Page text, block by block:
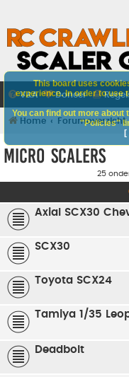
V&A Doneer
Home Forumoverzicht
Micro Scalers
25
Axial SCX30
SCX30
Toyota SCX24
Tamiya 1/35
Deadbolt
This board uses
experience. In order to use
You can find out more
"Policies"